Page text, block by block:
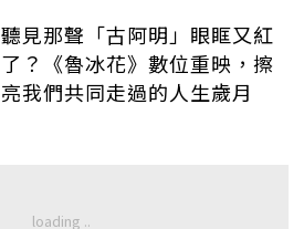
聽見那聲「古阿明」眼眶又紅
了？《魯冰花》數位重映，擦
亮我們共同走過的人生歲月